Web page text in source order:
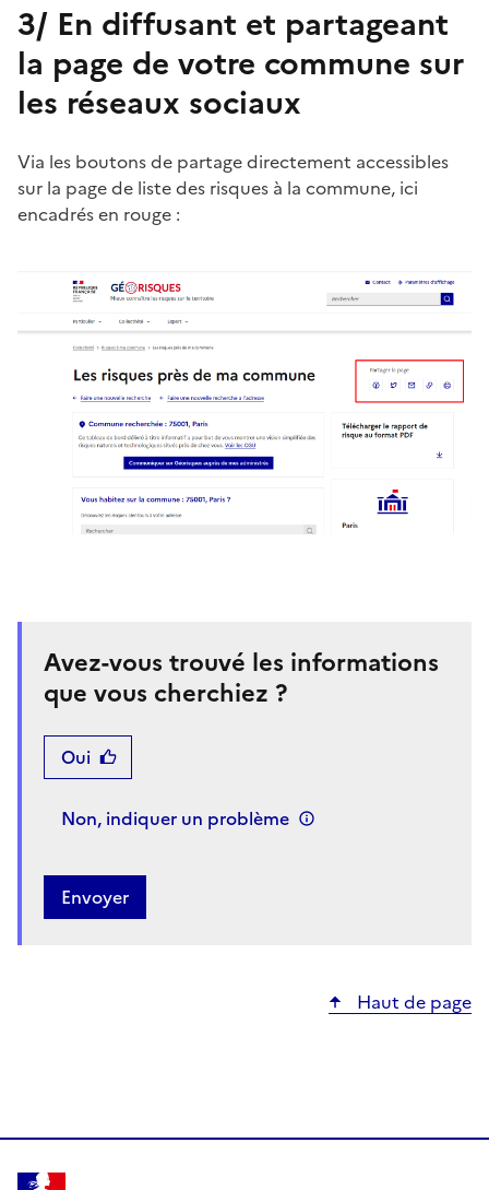
3/ En diffusant et partageant
la page de votre commune sur
les réseaux sociaux
Via les boutons de partage directement accessibles
sur la page de liste des risques à la commune, ici
encadrés en rouge :
Avez-vous trouvé les informations
que vous cherchiez ?
Oui
Non, indiquer un problème
Haut de page